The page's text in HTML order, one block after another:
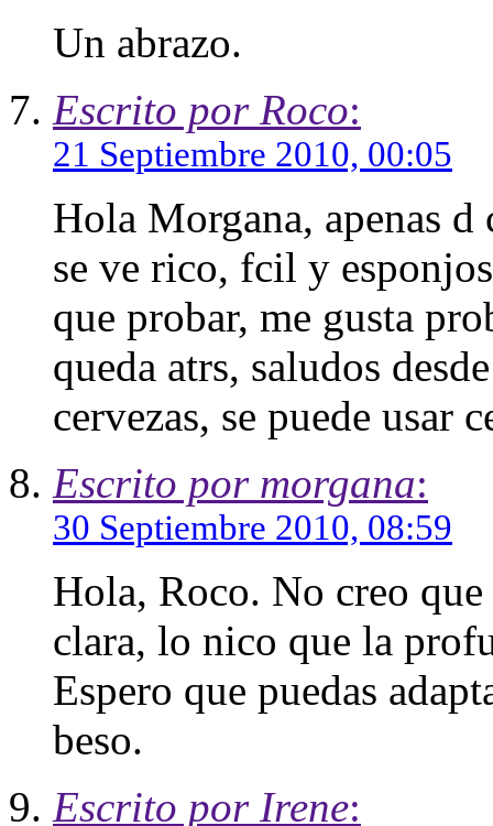
Un abrazo.
Escrito por Roco:
21 Septiembre 2010, 00:05
Hola Morgana, apenas
se ve rico, fcil y
que probar, me gusta
queda atrs, saludos
cervezas, se puede usar
Escrito por morgana:
30 Septiembre 2010, 08:59
Hola, Roco. No creo
clara, lo nico que la
Espero que puedas
beso.
Escrito por Irene: